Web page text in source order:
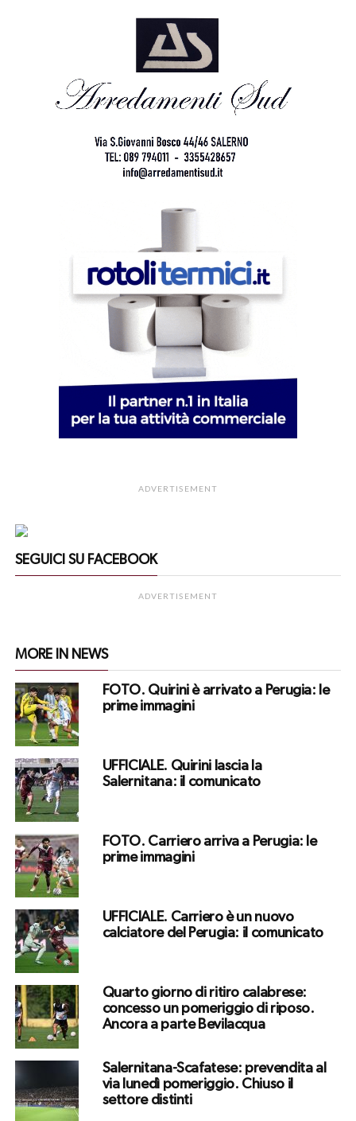
ADVERTISEMENT
SEGUICI SU FACEBOOK
ADVERTISEMENT
MORE IN NEWS
FOTO. Quirini è arrivato a Perugia: le
prime immagini
UFFICIALE. Quirini lascia la
Salernitana: il comunicato
FOTO. Carriero arriva a Perugia: le
prime immagini
UFFICIALE. Carriero è un nuovo
calciatore del Perugia: il comunicato
Quarto giorno di ritiro calabrese:
concesso un pomeriggio di riposo.
Ancora a parte Bevilacqua
Salernitana-Scafatese: prevendita al
via lunedì pomeriggio. Chiuso il
settore distinti